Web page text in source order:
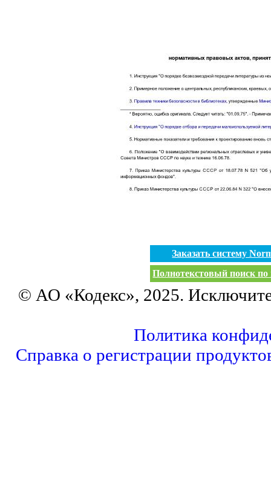
Заказать систему
Полнотекстовый поиск по
© АО «Кодекс», 2025.
Политика
Справка о регистрации